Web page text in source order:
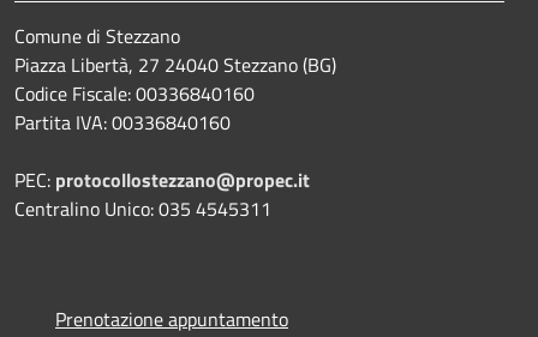
Comune di Stezzano
Piazza Libertà, 27 24040 Stezzano (BG)
Codice Fiscale: 00336840160
Partita IVA: 00336840160
PEC: protocollostezzano@propec.it
Centralino Unico: 035 4545311
Prenotazione appuntamento